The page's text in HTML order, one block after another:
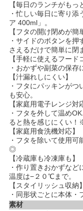
【毎日のランチがもっ
・忙しい毎日に寄り
ア 400ml」。
【フタの開け閉めが簡
・サイドのボタンを
さえるだけで簡単に閉
【手軽に使えるフード
・おかずや副菜の保
【汁漏れしにくい】
・フタにパッキンが
も安心。
【家庭用電子レンジ対
・フタを外して温め
ると熱を感じにくい！
【家庭用食洗機対応】
・フタを除いて使用
◎
【冷蔵庫も冷凍庫も】
・作り置きおかずな
温度は−２０℃まで。
【スタイリッシュ収納】
・同形状ごとに本体・
素材